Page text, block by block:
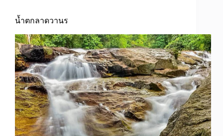
น้ำตกลาดวานร